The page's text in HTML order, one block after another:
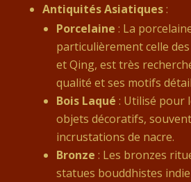
Antiquités Asiatiques:
Porcelaine : La
particulièrement celle
et Qing, est très
qualité et ses motifs
Bois Laqué : Utilisé pour
objets décoratifs,
incrustations de nacre.
Bronze : Les bronzes
statues bouddhistes